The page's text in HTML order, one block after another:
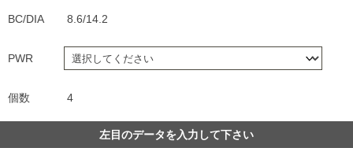
BC/DIA 8.6/14.2
PWR
個数 4
左目のデータを入力して下さい